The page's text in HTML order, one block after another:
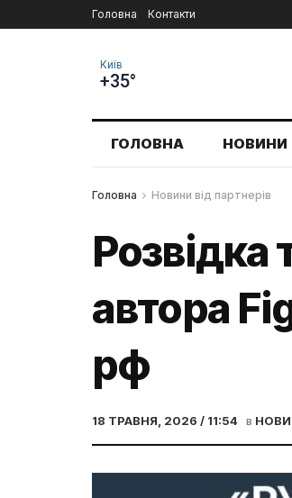
Головна Контакти
Київ
+35°
ГОЛОВНА НОВИНИ
Головна Новини від партнерів
автора
рф
18 ТРАВНЯ, 2026 / 11:54 в